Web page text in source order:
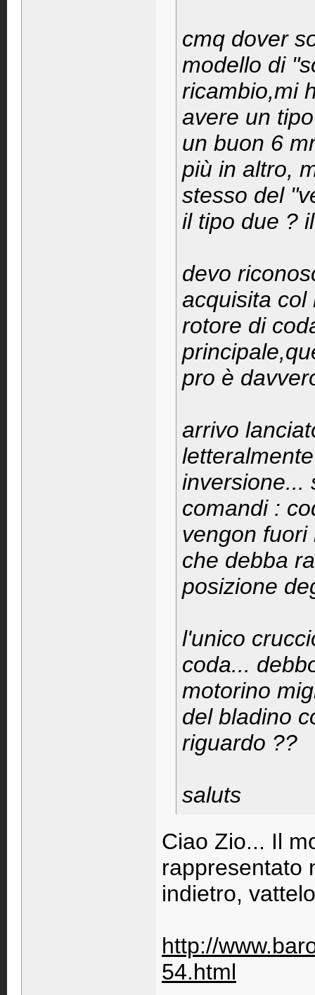
cmq dover
modello di
ricambio,mi
avere un
un buon 6
più in altro,
stesso del
il tipo due ?
devo
acquisita col
rotore di
pro è
arrivo
inversione...
comandi :
vengon
che debba
posizione
l'unico
coda...
motorino
del bladino
riguardo ??
saluts
Ciao Zio... Il
rappresentato
indietro,
http://
54.html